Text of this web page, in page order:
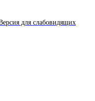
для слабовидящих